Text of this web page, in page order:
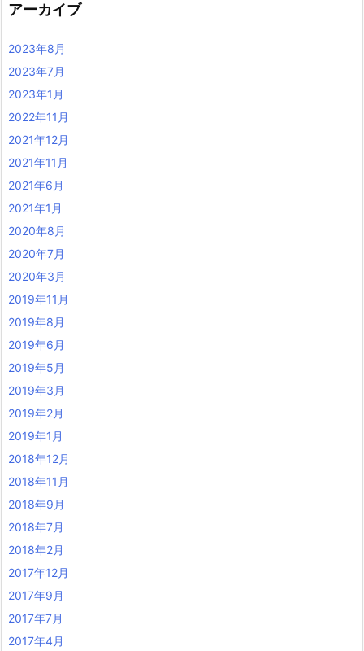
アーカイブ
2023年8月
2023年7月
2023年1月
2022年11月
2021年12月
2021年11月
2021年6月
2021年1月
2020年8月
2020年7月
2020年3月
2019年11月
2019年8月
2019年6月
2019年5月
2019年3月
2019年2月
2019年1月
2018年12月
2018年11月
2018年9月
2018年7月
2018年2月
2017年12月
2017年9月
2017年7月
2017年4月